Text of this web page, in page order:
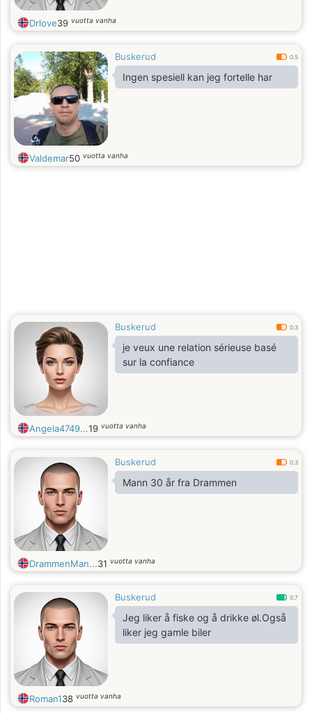
Drlove39 vuotta vanha
Buskerud 0.5
Ingen spesiell kan jeg fortelle har
Valdemar50 vuotta vanha
Buskerud 0.3
je veux une relation sérieuse basé
sur la confiance
Angela4749...19 vuotta vanha
Buskerud 0.3
Mann 30 år fra Drammen
DrammenMan...31 vuotta vanha
Buskerud 0.7
Jeg liker å fiske og å drikke øl.Også
liker jeg gamle biler
Roman138 vuotta vanha